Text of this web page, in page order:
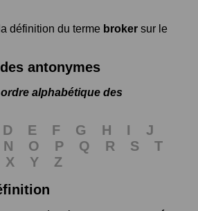
définition du terme broker sur le
antonymes
alphabétique des
D E F G H I
J
N O P Q R S
T
X Y
Z